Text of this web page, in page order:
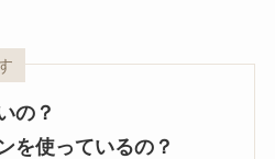
の？
を使っているの？